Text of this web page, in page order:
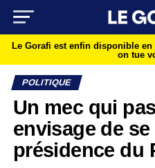
Le Gorafi est enfin disponible
on tue
POLITIQUE
Un mec qui
envisage de
présidence du